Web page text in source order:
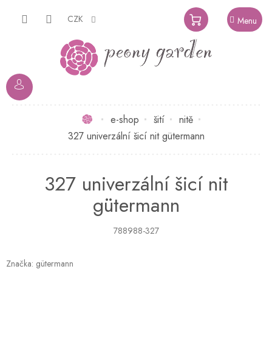
CZK
NÁKUPNÍ
KOŠÍK
Domůe-shop šití
nitě
327 univerzální šicí nit gütermann
327 univerzální šicí nit
gütermann
788988-327
Značka: gütermann